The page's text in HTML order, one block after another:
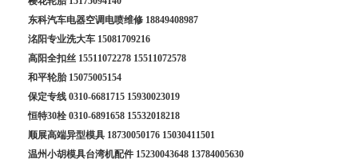
东科汽车电器空调电喷维修 18849408987
洺阳专业洗大车 15081709216
高阳全扣丝 15511072278 15511072578
和平轮胎 15075005154
保定专线 0310-6681715 15930023019
恒特30栓 0310-6891658 15532018218
顺展高端异型模具 18730050176 15030411501
温州小胡模具台湾机配件 15230043648 13784005630